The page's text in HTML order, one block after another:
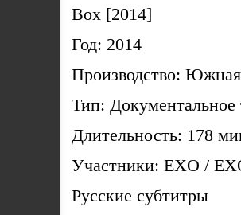
Box [2014]
Год: 2014
Производство:
Тип: Документальное
Длительность: 178
Участники: EXO /
Русские субтитры